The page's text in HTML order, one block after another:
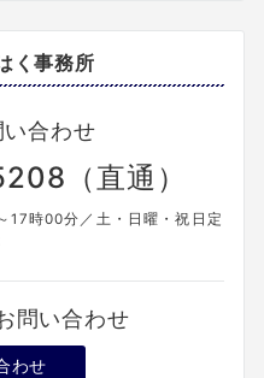
く事務所
合わせ
（直通）
17時00分／土・日曜・祝日定
問い合わせ
わせ